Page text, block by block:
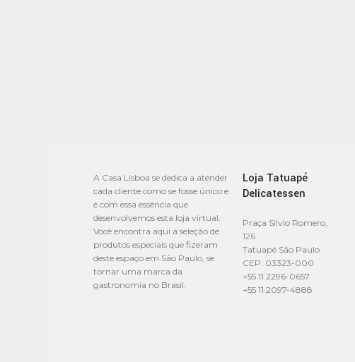
A Casa Lisboa se dedica a atender
cada cliente como se fosse único e
é com essa essência que
desenvolvemos esta loja virtual.
Você encontra aqui a seleção de
produtos especiais que fizeram
deste espaço em São Paulo, se
tornar uma marca da
gastronomia no Brasil.
Loja Tatuapé
Delicatessen
Praça Silvio Romero,
126
Tatuapé São Paulo
CEP: 03323-000
+55 11 2296-0657
+55 11 2097-4888